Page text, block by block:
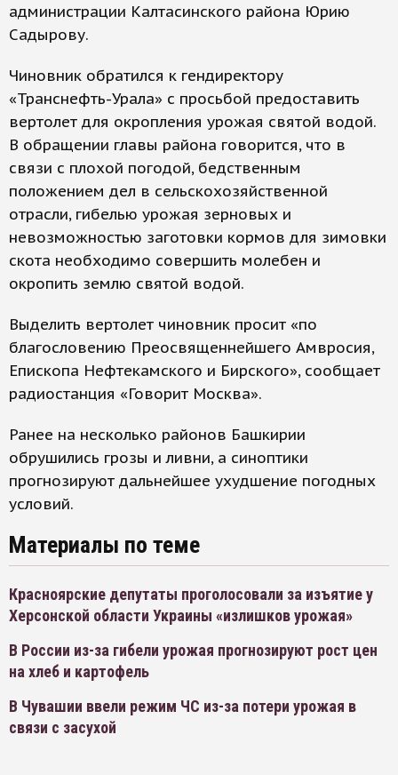
администрации Калтасинского района Юрию
Садырову.
Чиновник обратился к гендиректору
«Транснефть-Урала» с просьбой предоставить
вертолет для окропления урожая святой водой.
В обращении главы района говорится, что в
связи с плохой погодой, бедственным
положением дел в сельскохозяйственной
отрасли, гибелью урожая зерновых и
невозможностью заготовки кормов для зимовки
скота необходимо совершить молебен и
окропить землю святой водой.
Выделить вертолет чиновник просит «по
благословению Преосвященнейшего Амвросия,
Епископа Нефтекамского и Бирского», сообщает
радиостанция «Говорит Москва».
Ранее на несколько районов Башкирии
обрушились грозы и ливни, а синоптики
прогнозируют дальнейшее ухудшение погодных
условий.
Материалы по теме
Красноярские депутаты проголосовали за изъятие у
Херсонской области Украины «излишков урожая»
В России из-за гибели урожая прогнозируют рост цен
на хлеб и картофель
В Чувашии ввели режим ЧС из-за потери урожая в
связи с засухой